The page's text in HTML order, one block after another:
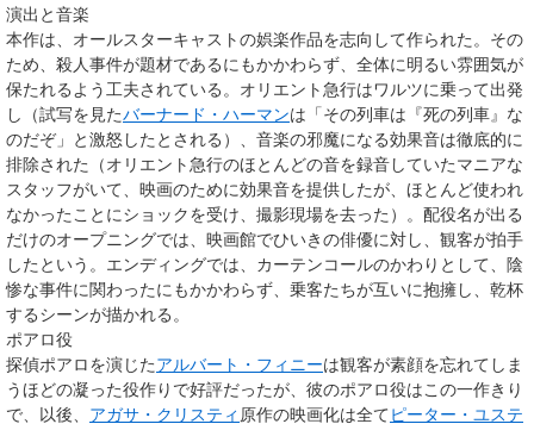
演出と音楽
本作は、オールスターキャストの娯楽作品を志向して作られた。その
ため、殺人事件が題材であるにもかかわらず、全体に明るい雰囲気が
保たれるよう工夫されている。オリエント急行はワルツに乗って出発
し（試写を見たバーナード・ハーマンは「その列車は『死の列車』な
のだぞ」と激怒したとされる）、音楽の邪魔になる効果音は徹底的に
排除された（オリエント急行のほとんどの音を録音していたマニアな
スタッフがいて、映画のために効果音を提供したが、ほとんど使われ
なかったことにショックを受け、撮影現場を去った）。配役名が出る
だけのオープニングでは、映画館でひいきの俳優に対し、観客が拍手
したという。エンディングでは、カーテンコールのかわりとして、陰
惨な事件に関わったにもかかわらず、乗客たちが互いに抱擁し、乾杯
するシーンが描かれる。
ポアロ役
探偵ポアロを演じたアルバート・フィニーは観客が素顔を忘れてしま
うほどの凝った役作りで好評だったが、彼のポアロ役はこの一作きり
で、以後、 アガサ・クリスティ 原作の映画化は全てピーター・ユステ